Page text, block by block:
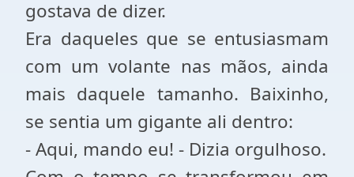
gostava de dizer.
Era daqueles que se entusiasmam
com um volante nas mãos, ainda
mais daquele tamanho. Baixinho,
se sentia um gigante ali dentro:
- Aqui, mando eu! - Dizia orgulhoso.